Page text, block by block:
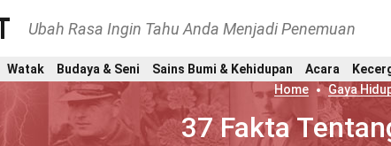
Ubah Rasa Ingin Tahu Anda Menjadi Penemuan
Watak Budaya & Seni Sains Bumi & Kehidupan Acara
Home
Gaya
37 Fakta